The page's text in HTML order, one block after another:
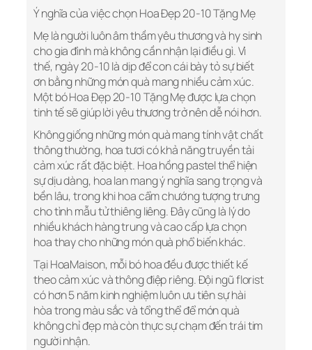
Ý nghĩa của việc chọn Hoa Đẹp 20-10 Tặng Mẹ
Mẹ là người luôn âm thầm yêu thương và hy sinh
cho gia đình mà không cần nhận lại điều gì. Vì
thế, ngày 20-10 là dịp để con cái bày tỏ sự biết
ơn bằng những món quà mang nhiều cảm xúc.
Một bó Hoa Đẹp 20-10 Tặng Mẹ được lựa chọn
tinh tế sẽ giúp lời yêu thương trở nên dễ nói hơn.
Không giống những món quà mang tính vật chất
thông thường, hoa tươi có khả năng truyền tải
cảm xúc rất đặc biệt. Hoa hồng pastel thể hiện
sự dịu dàng, hoa lan mang ý nghĩa sang trọng và
bền lâu, trong khi hoa cẩm chướng tượng trưng
cho tình mẫu tử thiêng liêng. Đây cũng là lý do
nhiều khách hàng trung và cao cấp lựa chọn
hoa thay cho những món quà phổ biến khác.
Tại HoaMaison, mỗi bó hoa đều được thiết kế
theo cảm xúc và thông điệp riêng. Đội ngũ florist
có hơn 5 năm kinh nghiệm luôn ưu tiên sự hài
hòa trong màu sắc và tổng thể để món quà
không chỉ đẹp mà còn thực sự chạm đến trái tim
người nhận.